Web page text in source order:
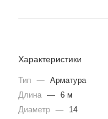
Характеристики
Тип — Арматура
Длина — 6 м
Диаметр —
14